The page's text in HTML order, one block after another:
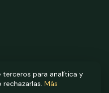
Maldonado · Colegiada nº
terceros para analítica y
Más